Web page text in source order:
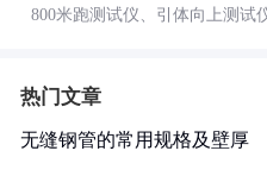
800米跑测试仪、引体向上测试
热门文章
无缝钢管的常用规格及壁厚